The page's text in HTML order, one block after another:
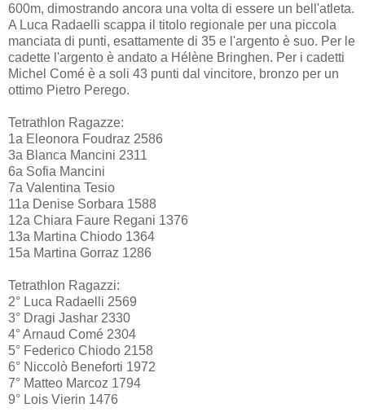
600m, dimostrando ancora una volta di essere un bell'atleta.
A Luca Radaelli scappa il titolo regionale per una piccola
manciata di punti, esattamente di 35 e l'argento è suo. Per le
cadette l'argento è andato a Hélène Bringhen. Per i cadetti
Michel Comé è a soli 43 punti dal vincitore, bronzo per un
ottimo Pietro Perego.
Tetrathlon Ragazze:
1a Eleonora Foudraz 2586
3a Blanca Mancini 2311
6a Sofia Mancini
7a Valentina Tesio
11a Denise Sorbara 1588
12a Chiara Faure Regani 1376
13a Martina Chiodo 1364
15a Martina Gorraz 1286
Tetrathlon Ragazzi:
2° Luca Radaelli 2569
3° Dragi Jashar 2330
4° Arnaud Comé 2304
5° Federico Chiodo 2158
6° Niccolò Beneforti 1972
7° Matteo Marcoz 1794
9° Lois Vierin 1476